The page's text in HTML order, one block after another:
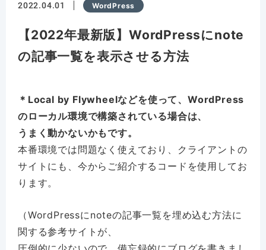
2022.04.01 WordPress
【2022年最新版】WordPressにnote
の記事一覧を表示させる方法
＊Local by Flywheelなどを使って、WordPress
のローカル環境で構築されている場合は、
うまく動かないかもです。
本番環境では問題なく使えており、クライアントの
サイトにも、今からご紹介するコードを使用してお
ります。
（WordPressにnoteの記事一覧を埋め込む方法に
関する参考サイトが、